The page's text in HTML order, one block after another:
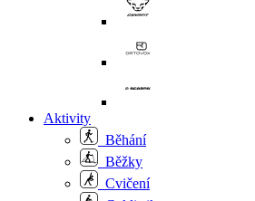
Aktivity
Běhání
Běžky
Cvičení